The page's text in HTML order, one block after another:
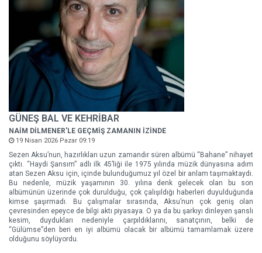
GÜNEŞ BAL VE KEHRİBAR
NAİM DİLMENER'LE GEÇMİŞ ZAMANIN İZİNDE
19 Nisan 2026 Pazar 09:19
Sezen Aksu’nun, hazırlıkları uzun zamandır süren albümü “Bahane” nihayet
çıktı. “Haydi Şansım” adlı ilk 45’liği ile 1975 yılında müzik dünyasına adım
atan Sezen Aksu için, içinde bulunduğumuz yıl özel bir anlam taşımaktaydı.
Bu nedenle, müzik yaşamının 30. yılına denk gelecek olan bu son
albümünün üzerinde çok durulduğu, çok çalışıldığı haberleri duyulduğunda
kimse şaşırmadı. Bu çalışmalar sırasında, Aksu’nun çok geniş olan
çevresinden epeyce de bilgi aktı piyasaya. O ya da bu şarkıyı dinleyen şanslı
kesim, duydukları nedeniyle çarpıldıklarını, sanatçının, belki de
“Gülümse”den beri en iyi albümü olacak bir albümü tamamlamak üzere
olduğunu söylüyordu.